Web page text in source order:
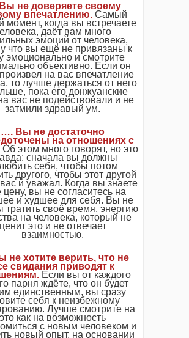
не доверяете своему
впечатлению. Самый
момент, когда вы встречаете
даёт вам много
эмоций от человека,
что вы ещё не привязаны к
эмоционально и смотрите
объективно. Если он
на вас впечатление
то лучше держаться от него
пока его донжуанские
вас не подействовали и не
затмили здравый ум.
…. Вы не достаточно
на отношениях с
Об этом много говорят, но это
сначала вы должны
себя, чтобы потом
другого, чтобы этот другой
и уважал. Когда вы знаете
цену, вы не согласитесь на
и худшее для себя. Вы не
тратить своё время, энергию
на человека, который не
ценит это и не отвечает
взаимностью.
не хотите верить, что не
свидания приводят к
Если вы от каждого
парня ждёте, что он будет
единственным, вы сразу
себя к неизбежному
Лучше смотрите на
это как на возможность
с новым человеком и
новый опыт, на основании